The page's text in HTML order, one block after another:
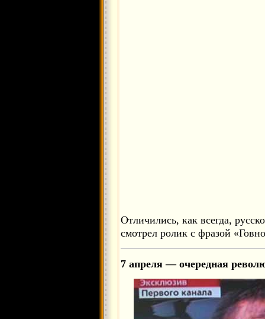
Отличились, как всегда,
смотрел ролик с фразой
7 апреля — очередная